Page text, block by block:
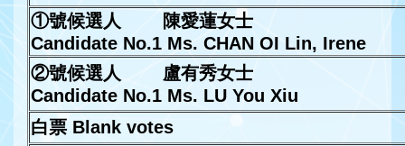
①號候選人 陳愛蓮女士
Candidate No.1 Ms. CHAN OI Lin, Irene
②號候選人
盧有秀女士
Candidate No.1 Ms. LU You Xiu
白票 Blank votes